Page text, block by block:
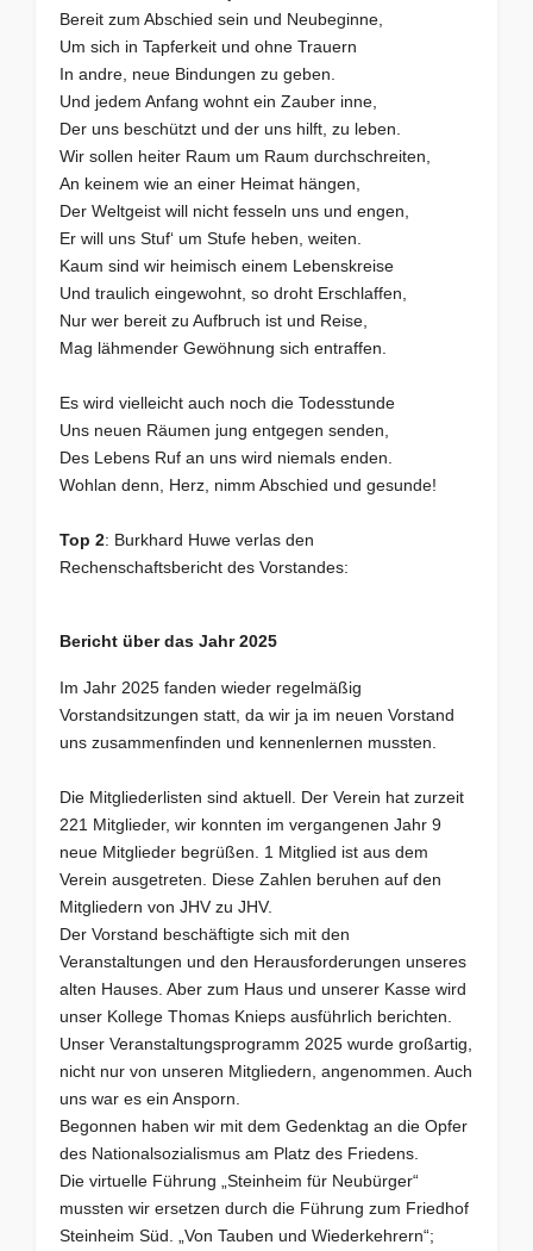
Bereit zum Abschied sein und Neubeginne,
Um sich in Tapferkeit und ohne Trauern
In andre, neue Bindungen zu geben.
Und jedem Anfang wohnt ein Zauber inne,
Der uns beschützt und der uns hilft, zu leben.
Wir sollen heiter Raum um Raum durchschreiten,
An keinem wie an einer Heimat hängen,
Der Weltgeist will nicht fesseln uns und engen,
Er will uns Stuf‘ um Stufe heben, weiten.
Kaum sind wir heimisch einem Lebenskreise
Und traulich eingewohnt, so droht Erschlaffen,
Nur wer bereit zu Aufbruch ist und Reise,
Mag lähmender Gewöhnung sich entraffen.
Es wird vielleicht auch noch die Todesstunde
Uns neuen Räumen jung entgegen senden,
Des Lebens Ruf an uns wird niemals enden.
Wohlan denn, Herz, nimm Abschied und gesunde!
Top 2: Burkhard Huwe verlas den
Rechenschaftsbericht des Vorstandes:
Bericht über das Jahr 2025
Im Jahr 2025 fanden wieder regelmäßig
Vorstandsitzungen statt, da wir ja im neuen Vorstand
uns zusammenfinden und kennenlernen mussten.
Die Mitgliederlisten sind aktuell. Der Verein hat zurzeit
221 Mitglieder, wir konnten im vergangenen Jahr 9
neue Mitglieder begrüßen. 1 Mitglied ist aus dem
Verein ausgetreten. Diese Zahlen beruhen auf den
Mitgliedern von JHV zu JHV.
Der Vorstand beschäftigte sich mit den
Veranstaltungen und den Herausforderungen unseres
alten Hauses. Aber zum Haus und unserer Kasse wird
unser Kollege Thomas Knieps ausführlich berichten.
Unser Veranstaltungsprogramm 2025 wurde großartig,
nicht nur von unseren Mitgliedern, angenommen. Auch
uns war es ein Ansporn.
Begonnen haben wir mit dem Gedenktag an die Opfer
des Nationalsozialismus am Platz des Friedens.
Die virtuelle Führung „Steinheim für Neubürger“
mussten wir ersetzen durch die Führung zum Friedhof
Steinheim Süd. „Von Tauben und Wiederkehrern“;